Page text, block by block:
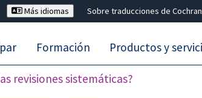
Más idiomas Sobre traducciones de
revisiones sistemáticas?
Formación Productos y